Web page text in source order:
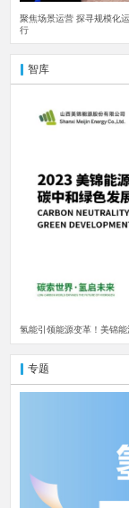
聚焦场景运营 探寻规模化
行
智库
氢能引领能源变革！美锦
专题